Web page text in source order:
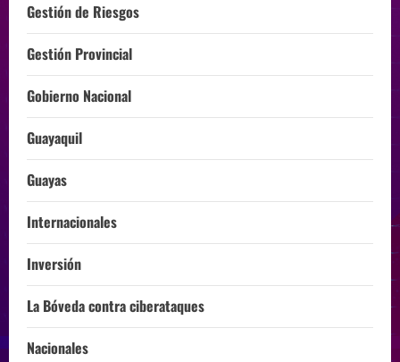
Gestión de Riesgos
Gestión Provincial
Gobierno Nacional
Guayaquil
Guayas
Internacionales
Inversión
La Bóveda contra ciberataques
Nacionales